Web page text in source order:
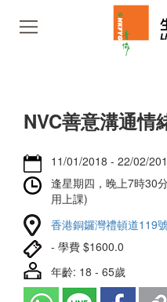
NVC善意溝通情
11/01/2018 - 22/02/
逢星期四，晚上7時30
用上課)
香港銅鑼灣禮頓道119
- 學費 $1600.0
年齡: 18 - 65歲